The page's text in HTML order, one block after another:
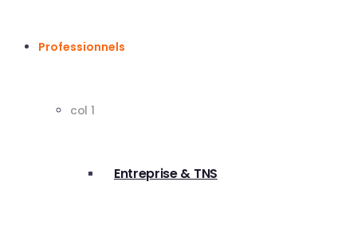
Professionnels
col 1
Entreprise & TNS